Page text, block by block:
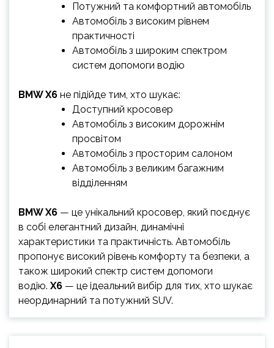
Потужний та комфортний автомобіль
Автомобіль з високим рівнем
практичності
Автомобіль з широким спектром
систем допомоги водію
BMW X6 не підійде тим, хто шукає:
Доступний кросовер
Автомобіль з високим дорожнім
просвітом
Автомобіль з просторим салоном
Автомобіль з великим багажним
відділенням
BMW X6 — це унікальний кросовер, який поєднує
в собі елегантний дизайн, динамічні
характеристики та практичність. Автомобіль
пропонує високий рівень комфорту та безпеки, а
також широкий спектр систем допомоги
водію. X6 — це ідеальний вибір для тих, хто шукає
неординарний та потужний SUV.